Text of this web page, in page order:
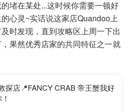
堵在某处...这时候你需要一顿好
心灵~实话说这家店Quandoo上
时发现，直到攻略区上周一下出
果然优秀店家的共同特征之一就
探店📍FANCY CRAB 帝王蟹我好